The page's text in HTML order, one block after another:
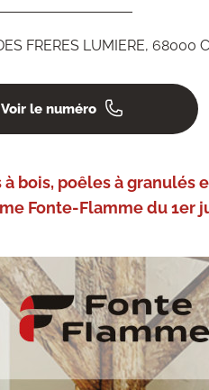
FRERES LUMIERE, 68000
Voir le numéro
bois, poêles à granulés
Fonte-Flamme du 1er